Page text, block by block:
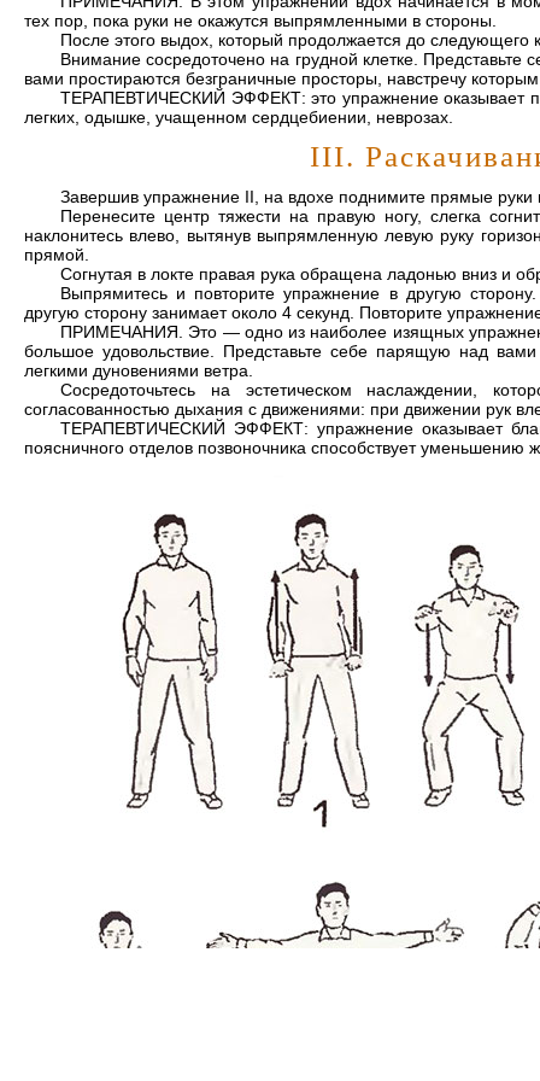
тех пор, пока руки не окажутся выпрямленными в стороны.
После этого выдох, который продолжается до следующего
Внимание сосредоточено на грудной клетке.
вами простираются безграничные просторы, навстречу
ТЕРАПЕВТИЧЕСКИЙ ЭФФЕКТ: это упражнение оказывает
легких, одышке, учащенном сердцебиении, неврозах.
III.
Завершив упражнение II, на вдохе поднимите прямые руки
Перенесите центр тяжести на правую ногу, слегка
наклонитесь влево, вытянув выпрямленную левую руку
прямой.
Согнутая в локте правая рука обращена ладонью вниз и
Выпрямитесь и повторите упражнение в другую
другую сторону занимает около 4 секунд. Повторите
ПРИМЕЧАНИЯ. Это — одно из наиболее изящных
большое удовольствие. Представьте себе парящую над
легкими дуновениями ветра.
Сосредоточьтесь на эстетическом наслаждении,
согласованностью дыхания с движениями: при движении рук
ТЕРАПЕВТИЧЕСКИЙ ЭФФЕКТ: упражнение оказывает
поясничного отделов позвоночника способствует